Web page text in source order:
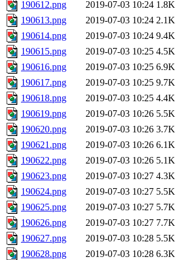
190612.png 2019-07-03 10:24 1.8K
190613.png
2019-07-03 10:24 2.1K
190614.png
2019-07-03 10:24 9.4K
190615.png
2019-07-03 10:25 4.5K
190616.png
2019-07-03 10:25 6.9K
190617.png
2019-07-03 10:25 9.7K
190618.png
2019-07-03 10:25 4.4K
190619.png
2019-07-03 10:26 5.5K
190620.png
2019-07-03 10:26 3.7K
190621.png
2019-07-03 10:26 6.1K
190622.png
2019-07-03 10:26 5.1K
190623.png
2019-07-03 10:27 4.3K
190624.png
2019-07-03 10:27 5.5K
190625.png
2019-07-03 10:27 5.7K
190626.png
2019-07-03 10:27 7.7K
190627.png
2019-07-03 10:28 5.5K
190628.png
2019-07-03 10:28 6.3K